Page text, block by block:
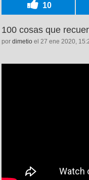
10
100 cosas que
por dimetio el 27 ene 2020,